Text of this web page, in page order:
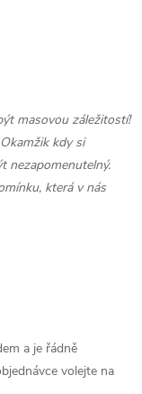
masovou záležitostí!
kdy si
nezapomenutelný.
která v nás
a je řádně
volejte na